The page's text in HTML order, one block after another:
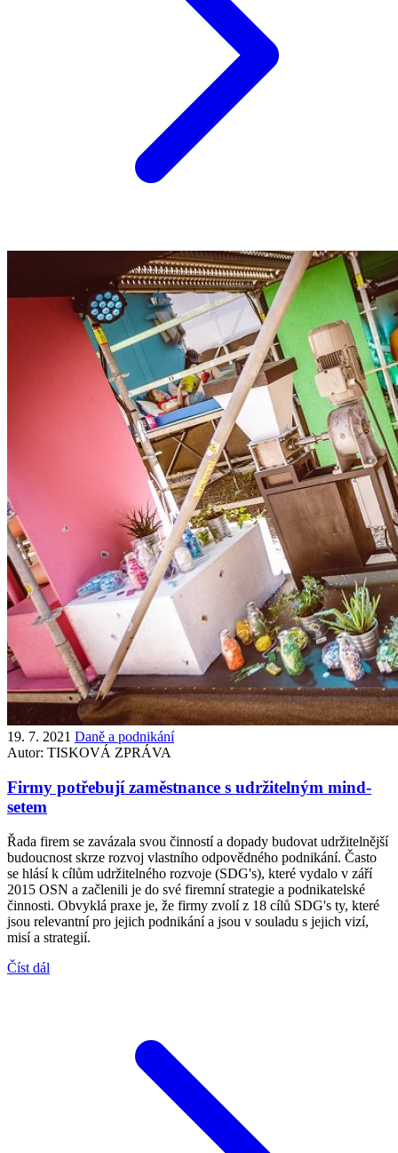
19. 7. 2021 Daně a podnikání
Autor: TISKOVÁ ZPRÁVA
Firmy potřebují zaměstnance s udržitelným mind-
setem
Řada firem se zavázala svou činností a dopady budovat udržitelnější
budoucnost skrze rozvoj vlastního odpovědného podnikání. Často
se hlásí k cílům udržitelného rozvoje (SDG's), které vydalo v září
2015 OSN a začlenili je do své firemní strategie a podnikatelské
činnosti. Obvyklá praxe je, že firmy zvolí z 18 cílů SDG's ty, které
jsou relevantní pro jejich podnikání a jsou v souladu s jejich vizí,
misí a strategií.
Číst dál